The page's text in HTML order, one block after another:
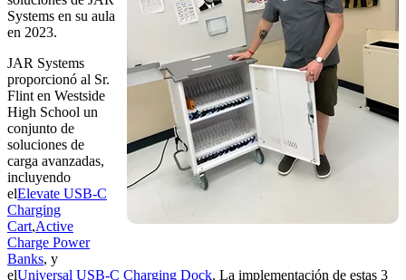
Systems en su aula
en 2023.
JAR Systems
proporcionó al Sr.
Flint en Westside
High School un
conjunto de
soluciones de
carga avanzadas,
incluyendo
elElevate USB-C
Charging
Cart,Active
Charge Power
Banks, y
elUniversal USB-C Charging Dock. La implementación de estas 3